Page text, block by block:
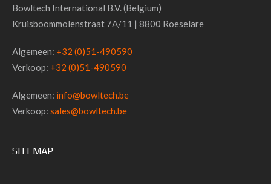
Bowltech International B.V. (Belgium)
Kruisboommolenstraat 7A/11 | 8800 Roeselare
Algemeen: +32 (0)51-490590
Verkoop: +32 (0)51-490590
Algemeen: info@bowltech.be
Verkoop: sales@bowltech.be
SITEMAP